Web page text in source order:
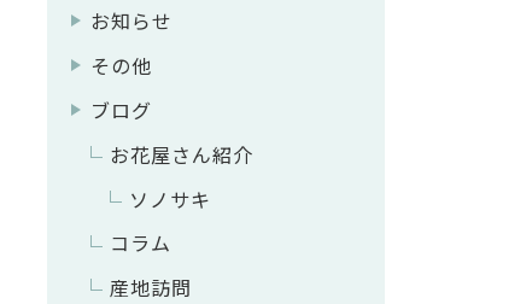
お知らせ
その他
ブログ
お花屋さん紹介
ソノサキ
コラム
産地訪問